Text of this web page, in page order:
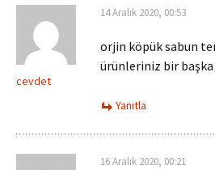
cevdet
14 Aralık 2020, 00:53
orjin köpük sabun
ürünleriniz bir
Yanıtla
16 Aralık 2020, 00:21